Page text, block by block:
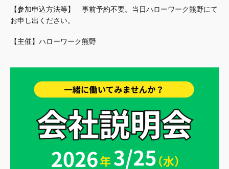
【参加申込方法等】 事前予約不要。当日ハローワーク熊野にて
お申し出ください。
【主催】ハローワーク熊野